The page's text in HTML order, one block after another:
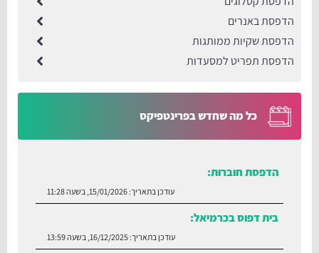
הדפסת באנרים
הדפסת שקיות ממותגות
הדפסת תפריט למסעדות
כל מה שחדש בפרינטפיקס
הדפסת חוברות:
עודכן בתאריך: 15/01/2026, בשעה 11:28
בית דפוס בכרמיאל:
עודכן בתאריך: 16/12/2025, בשעה 13:59